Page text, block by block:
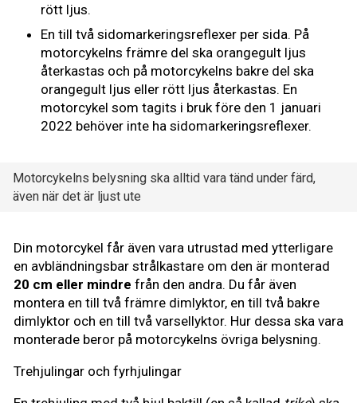
rött ljus.
En till två sidomarkeringsreflexer per sida. På
motorcykelns främre del ska orangegult ljus
återkastas och på motorcykelns bakre del ska
orangegult ljus eller rött ljus återkastas. En
motorcykel som tagits i bruk före den 1 januari
2022 behöver inte ha sidomarkeringsreflexer.
Motorcykelns belysning ska alltid vara tänd under färd,
även när det är ljust ute
Din motorcykel får även vara utrustad med ytterligare
en avbländningsbar strålkastare om den är monterad
20 cm eller mindre från den andra. Du får även
montera en till två främre dimlyktor, en till två bakre
dimlyktor och en till två varsellyktor. Hur dessa ska vara
monterade beror på motorcykelns övriga belysning.
Trehjulingar och fyrhjulingar